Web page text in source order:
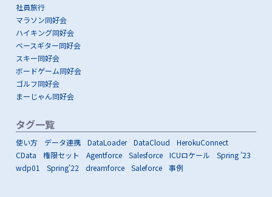
社員旅行
マラソン同好会
ハイキング同好会
ベースギター同好会
スキー同好会
ボードゲーム同好会
ゴルフ同好会
まーじゃん同好会
タグ一覧
使い方 データ連携 DataLoader DataCloud
HerokuConnect
CData
権限セット Agentforce Salesforce ICUロケール
Spring ’23
wdp01
Spring'22 dreamforce Saleforce 事例